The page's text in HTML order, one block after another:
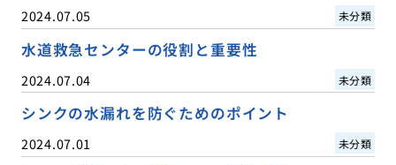
2024.07.05 未分類
水道救急センターの役割と重要性
2024.07.04 未分類
シンクの水漏れを防ぐためのポイント
2024.07.01 未分類